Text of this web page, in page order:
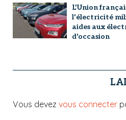
L'Union
l'électricité
aides aux
d'occasion
Vous devez vous connecter